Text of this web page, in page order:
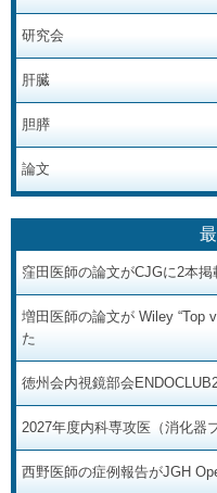
研究会
肝臓
胆膵
論文
窪田医師の論文がCJGに2本掲
増田医師の論文が Wiley “Top
た
徳州会内視鏡部会
2027年度内科専攻医（消化器
西野医師の症例報告がJGH